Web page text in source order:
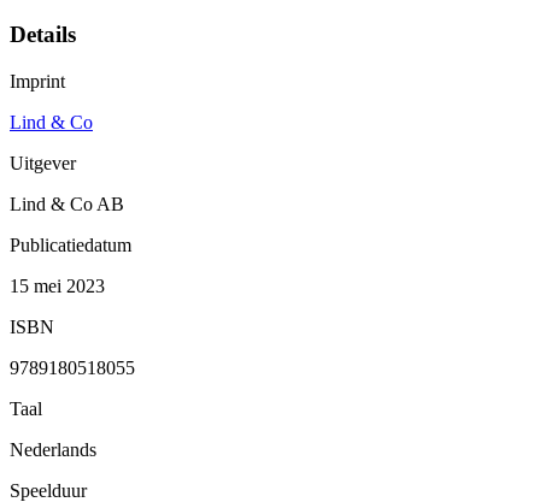
Details
Imprint
Lind & Co
Uitgever
Lind & Co AB
Publicatiedatum
15 mei 2023
ISBN
9789180518055
Taal
Nederlands
Speelduur